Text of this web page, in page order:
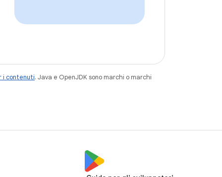
i contenuti. Java e OpenJDK sono marchi o marchi